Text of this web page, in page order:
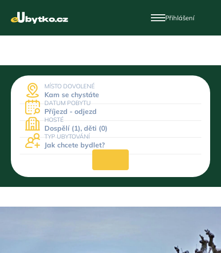
Přihlášení
MÍSTO DOVOLENÉ
Kam se chystáte
DATUM POBYTU
Příjezd - odjezd
HOSTÉ
Dospělí (1), děti (0)
TYP UBYTOVÁNÍ
Jak chcete bydlet?